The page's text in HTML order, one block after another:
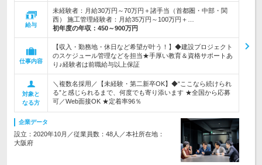
給与
未経験者：月給30万円～70万円＋諸手当（首都圏・中部・関
西） 施工管理経験者：月給35万円～100万円＋…
初年度の年収： 450～900万円
仕事内容
【収入・勤務地・休日など希望が叶う！】◆建設プロジェクト
のスケジュール管理などを担当★手厚い教育＆資格サポートあ
り♪経験者は前職給与以上保証
対象と
なる方
＼複数名採用／【未経験・第二新卒OK】◆“ここなら続けられ
る”と感じられるまで、何度でも寄り添います ★全国から応募
可／Web面接OK ★定着率96％
企業データ
設立：2020年10月／従業員数：48人／本社所在地：
大阪府